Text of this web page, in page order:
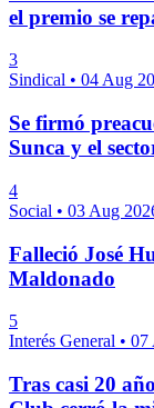
el premio se
3
Sindical • 04 Aug
Se firmó
Sunca y el
4
Social • 03 Aug
Falleció José
Maldonado
5
Interés General • 07
Tras casi 20